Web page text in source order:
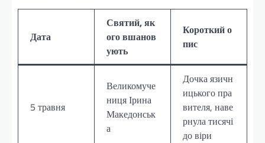
Дата
Святий, як
ого вшанов
ують
Короткий о
пис
5 травня
Великомуче
ниця Ірина
Македонськ
а
Дочка язичн
ицького пра
вителя, наве
рнула тисячі
до віри